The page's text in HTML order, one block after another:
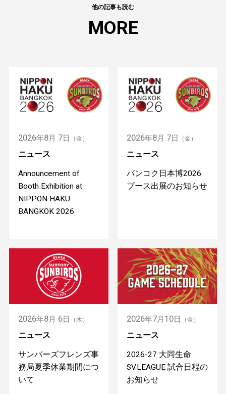
他の記事も読む
MORE
2026年8月 7日 （金）
ニュース
Announcement of
Booth Exhibition at
NIPPON HAKU
BANGKOK 2026
2026年8月 7日 （金）
ニュース
バンコク日本博2026
ブース出展のお知らせ
2026年8月 6日 （木）
ニュース
サンバーズフレンズ事
務局夏季休業期間につ
いて
2026年7月 10日 （金）
ニュース
2026-27 大同生命
SV.LEAGUE 試合日程の
お知らせ